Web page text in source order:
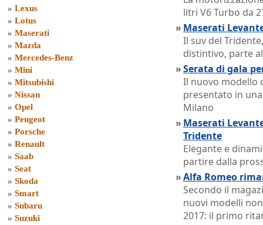
» Lexus
» Lotus
» Maserati
» Mazda
» Mercedes-Benz
» Mini
» Mitsubishi
» Nissan
» Opel
» Peugeot
» Porsche
» Renault
» Saab
» Seat
» Skoda
» Smart
» Subaru
» Suzuki
litri V6 Turbo da
» Maserati
Il suv del
distintivo, parte
»Serata di gala
Il nuovo modello
presentato in
Milano
» Maserati
Tridente
Elegante e
partire dalla
»Alfa Romeo
Secondo il
nuovi modelli
2017: il primo